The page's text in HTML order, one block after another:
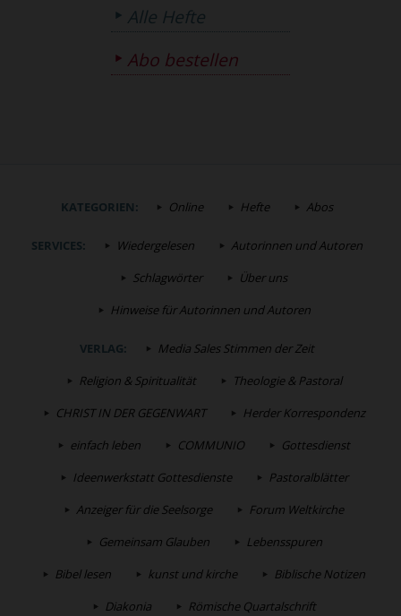
Alle Hefte
Abo bestellen
KATEGORIEN: Online Hefte Abos
SERVICES: Wiedergelesen
Autorinnen und Autoren
Schlagwörter
Über uns
Hinweise für Autorinnen und Autoren
VERLAG:
Media Sales Stimmen der Zeit
Religion & Spiritualität
Theologie & Pastoral
CHRIST IN DER GEGENWART
Herder Korrespondenz
einfach leben
COMMUNIO
Gottesdienst
Ideenwerkstatt Gottesdienste
Pastoralblätter
Anzeiger für die Seelsorge
Forum Weltkirche
Gemeinsam Glauben
Lebensspuren
Bibel lesen
kunst und kirche
Biblische Notizen
Diakonia
Römische Quartalschrift